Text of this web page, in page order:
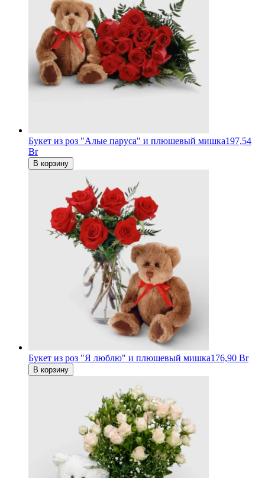
Букет из роз "Алые паруса" и плюшевый мишка197,54
Br
В корзину
Букет из роз "Я люблю" и плюшевый мишка176,90 Br
В корзину